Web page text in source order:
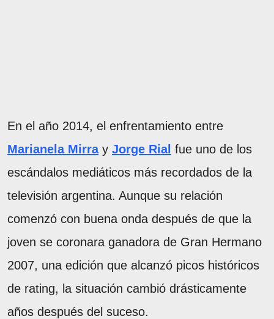
En el año 2014, el enfrentamiento entre
Marianela Mirray Jorge Rial fue uno de los
escándalos mediáticos más recordados de la
televisión argentina. Aunque su relación
comenzó con buena onda después de que la
joven se coronara ganadora de Gran Hermano
2007, una edición que alcanzó picos históricos
de rating, la situación cambió drásticamente
años después del suceso.